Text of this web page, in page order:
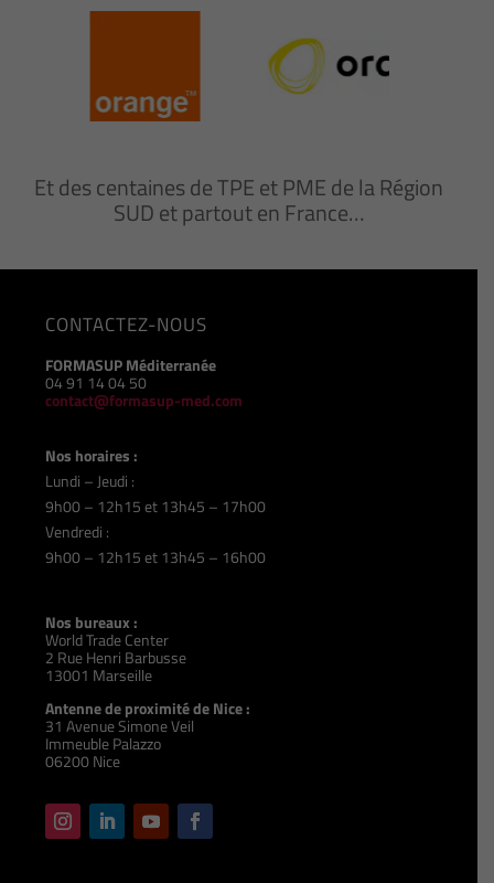
Et des centaines de TPE et PME de la Région
SUD et partout en France…
CONTACTEZ-NOUS
FORMASUP Méditerranée
04 91 14 04 50
contact@formasup-med.com
Nos horaires :
Lundi – Jeudi :
9h00 – 12h15 et 13h45 – 17h00
Vendredi :
9h00 – 12h15 et 13h45 – 16h00
Nos bureaux :
World Trade Center
2 Rue Henri Barbusse
13001 Marseille
Antenne de proximité de Nice :
31 Avenue Simone Veil
Immeuble Palazzo
06200 Nice